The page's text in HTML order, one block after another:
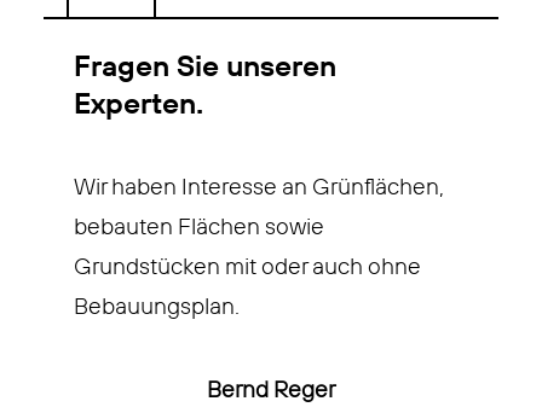
Fragen Sie unseren
Experten.
Wir haben Interesse an Grünflächen,
bebauten Flächen sowie
Grundstücken mit oder auch ohne
Bebauungsplan.
Bernd Reger